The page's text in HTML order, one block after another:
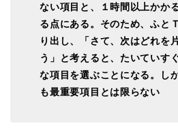
ない項目と、１時間以上かか
る点にある。そのため、ふと
り出し、「さて、次はどれを
う」と考えると、たいていす
な項目を選ぶことになる。し
も最重要項目とは限らない